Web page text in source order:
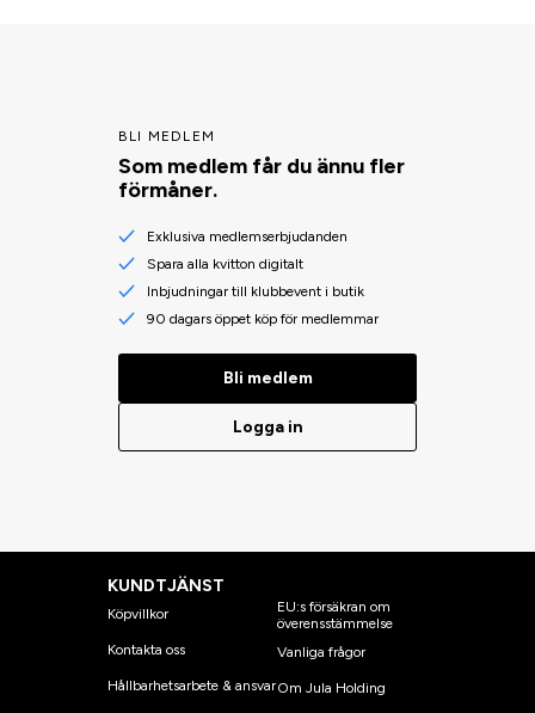
BLI MEDLEM
Som medlem får du ännu fler
förmåner.
Exklusiva medlemserbjudanden
Spara alla kvitton digitalt
Inbjudningar till klubbevent i butik
90 dagars öppet köp för medlemmar
Bli medlem
Logga in
KUNDTJÄNST
Köpvillkor
Kontakta oss
Hållbarhetsarbete & ansvar
EU:s försäkran om
överensstämmelse
Vanliga frågor
Om Jula Holding